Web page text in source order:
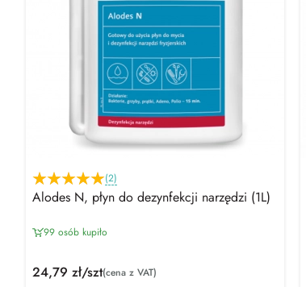
(2)
Alodes N, płyn do dezynfekcji narzędzi (1L)
99 osób kupiło
24,79 zł/szt(cena z VAT)